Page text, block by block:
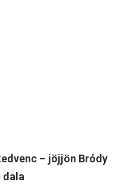
– jöjjön Bródy
dala